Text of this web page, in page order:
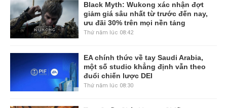
Black Myth: Wukong xác nhận đợt
giảm giá sâu nhất từ trước đến nay,
ưu đãi 30% trên mọi nền tảng
Thứ năm lúc 08:42
EA chính thức về tay Saudi Arabia,
một số studio khẳng định vẫn theo
đuổi chiến lược DEI
Thứ năm lúc 08:30